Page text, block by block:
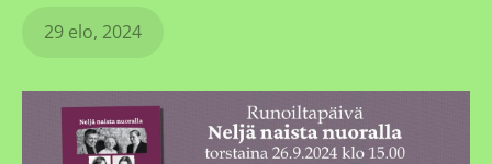
29 elo, 2024